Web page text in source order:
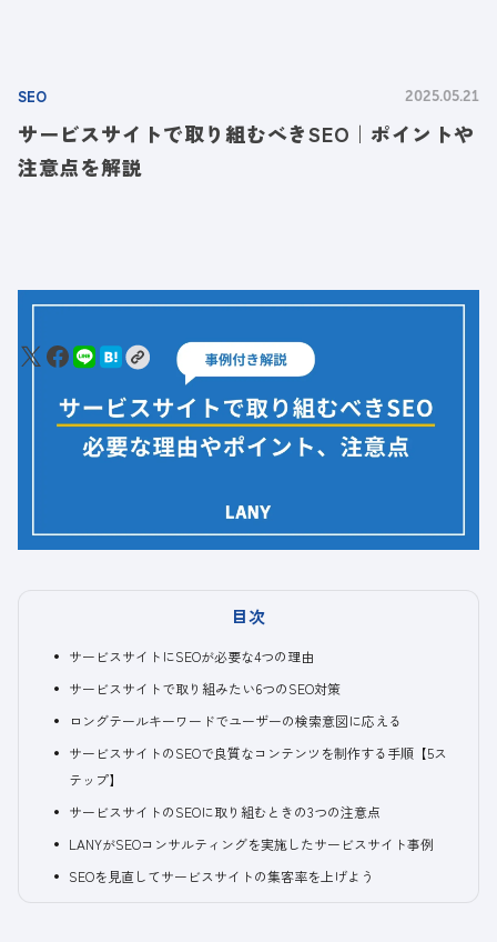
SEO 2025.05.21
サービスサイトで取り組むべきSEO｜ポイントや
注意点を解説
目次
サービスサイトにSEOが必要な4つの理由
サービスサイトで取り組みたい6つのSEO対策
ロングテールキーワードでユーザーの検索意図に応える
サービスサイトのSEOで良質なコンテンツを制作する手順【5ス
テップ】
サービスサイトのSEOに取り組むときの3つの注意点
LANYがSEOコンサルティングを実施したサービスサイト事例
SEOを見直してサービスサイトの集客率を上げよう